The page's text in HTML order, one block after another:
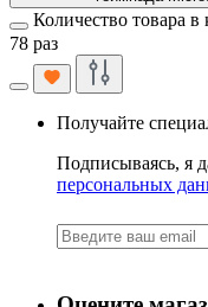
Количество товара в
78 раз
Получайте
Подписываясь, я
персональных